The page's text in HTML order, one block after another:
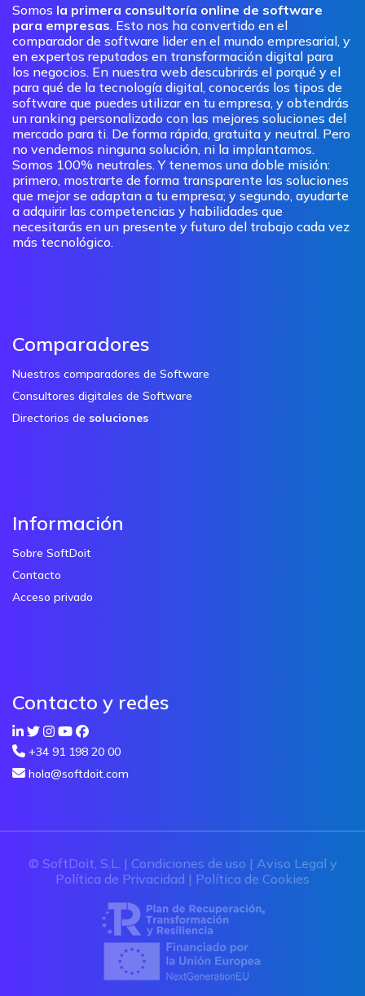
Somos la primera consultoría online de software
para empresas. Esto nos ha convertido en el
comparador de software lider en el mundo empresarial, y
en expertos reputados en transformación digital para
los negocios. En nuestra web descubrirás el porqué y el
para qué de la tecnología digital, conocerás los tipos de
software que puedes utilizar en tu empresa, y obtendrás
un ranking personalizado con las mejores soluciones del
mercado para ti. De forma rápida, gratuita y neutral. Pero
no vendemos ninguna solución, ni la implantamos.
Somos 100% neutrales. Y tenemos una doble misión:
primero, mostrarte de forma transparente las soluciones
que mejor se adaptan a tu empresa; y segundo, ayudarte
a adquirir las competencias y habilidades que
necesitarás en un presente y futuro del trabajo cada vez
más tecnológico.
Comparadores
Nuestros comparadores de Software
Consultores digitales de Software
Directorios de soluciones
Información
Sobre SoftDoit
Contacto
Acceso privado
Contacto y redes
+34 91 198 20 00
hola@softdoit.com
© SoftDoit, S.L. | Condiciones de uso | Aviso Legal y
Política de Privacidad | Política de Cookies